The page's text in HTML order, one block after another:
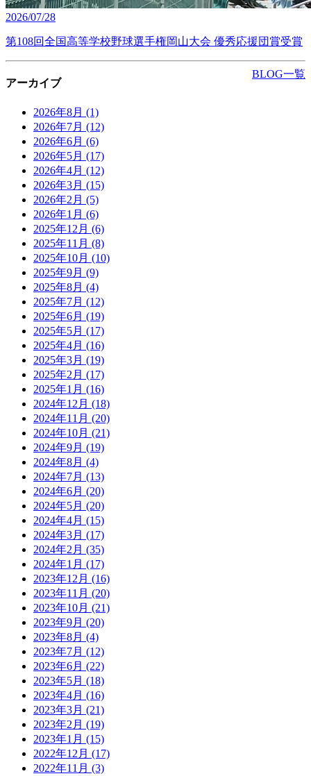
2026/07/28
第108回全国高等学校野球選手権岡山大会 優秀応援団賞受賞
BLOG一覧
アーカイブ
2026年8月 (1)
2026年7月 (12)
2026年6月 (6)
2026年5月 (17)
2026年4月 (12)
2026年3月 (15)
2026年2月 (5)
2026年1月 (6)
2025年12月 (6)
2025年11月 (8)
2025年10月 (10)
2025年9月 (9)
2025年8月 (4)
2025年7月 (12)
2025年6月 (19)
2025年5月 (17)
2025年4月 (16)
2025年3月 (19)
2025年2月 (17)
2025年1月 (16)
2024年12月 (18)
2024年11月 (20)
2024年10月 (21)
2024年9月 (19)
2024年8月 (4)
2024年7月 (13)
2024年6月 (20)
2024年5月 (20)
2024年4月 (15)
2024年3月 (17)
2024年2月 (35)
2024年1月 (17)
2023年12月 (16)
2023年11月 (20)
2023年10月 (21)
2023年9月 (20)
2023年8月 (4)
2023年7月 (12)
2023年6月 (22)
2023年5月 (18)
2023年4月 (16)
2023年3月 (21)
2023年2月 (19)
2023年1月 (15)
2022年12月 (17)
2022年11月 (3)